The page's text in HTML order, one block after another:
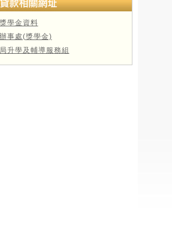
學金資料
事處(獎學金)
升學及輔導服務組